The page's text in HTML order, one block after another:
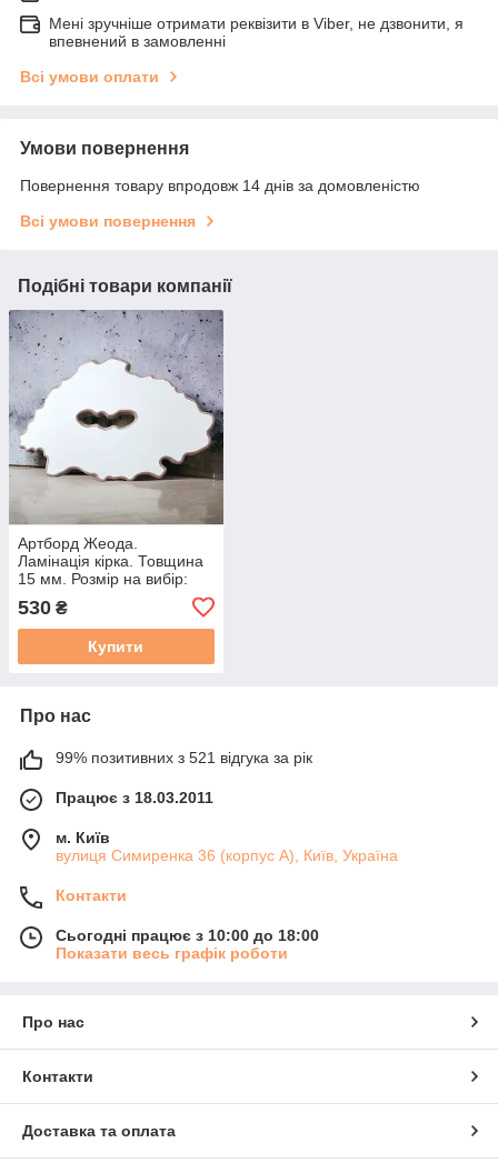
Мені зручніше отримати реквізити в Viber, не дзвонити, я
впевнений в замовленні
Всі умови оплати
Умови повернення
Повернення товару впродовж 14 днів за домовленістю
Всі умови повернення
Подібні товари компанії
Артборд Жеода.
Ламінація кірка. Товщина
15 мм. Розмір на вибір:
530 ₴
Купити
Про нас
99% позитивних з 521 відгука за рік
Працює з 18.03.2011
м. Київ
вулиця Симиренка 36 (корпус А), Київ, Україна
Контакти
Сьогодні працює з 10:00 до 18:00
Показати весь графік роботи
Про нас
Контакти
Доставка та оплата